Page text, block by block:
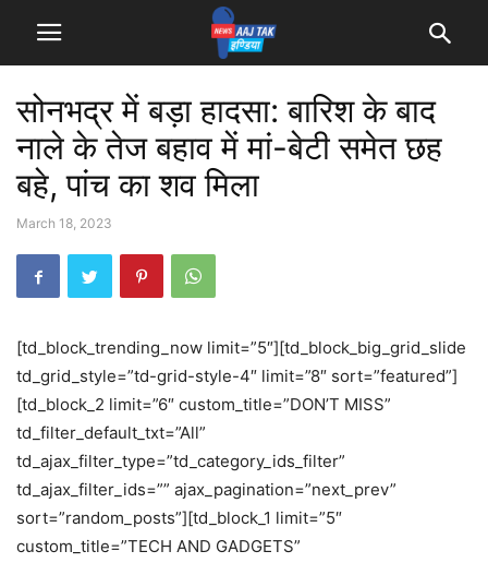
सोनभद्र में बड़ा हादसा: बारिश के बाद
नाले के तेज बहाव में मां-बेटी समेत छह
बहे, पांच का शव मिला
March 18, 2023
[td_block_trending_now limit=”5″][td_block_big_grid_slide
td_grid_style=”td-grid-style-4″ limit=”8″ sort=”featured”]
[td_block_2 limit=”6″ custom_title=”DON’T MISS”
td_filter_default_txt=”All”
td_ajax_filter_type=”td_category_ids_filter”
td_ajax_filter_ids=”” ajax_pagination=”next_prev”
sort=”random_posts”][td_block_1 limit=”5″
custom_title=”TECH AND GADGETS”